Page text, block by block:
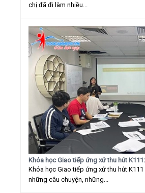
chị đã đi làm nhiều...
Khóa học Giao tiếp ứng xử thu hút
Khóa học Giao tiếp ứng xử thu hút
những câu chuyện, những...